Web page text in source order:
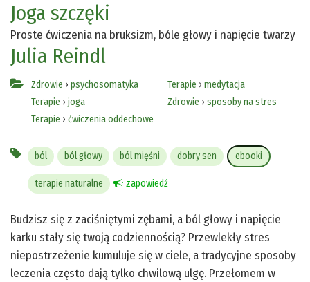
Joga szczęki
Proste ćwiczenia na bruksizm, bóle głowy i napięcie twarzy
Julia Reindl
Zdrowie › psychosomatyka
Terapie › joga
Terapie › ćwiczenia oddechowe
Terapie › medytacja
Zdrowie › sposoby na stres
ból ból głowy ból mięśni dobry sen ebooki
terapie naturalne zapowiedź
Budzisz się z zaciśniętymi zębami, a ból głowy i napięcie
karku stały się twoją codziennością? Przewlekły stres
niepostrzeżenie kumuluje się w ciele, a tradycyjne sposoby
leczenia często dają tylko chwilową ulgę. Przełomem w